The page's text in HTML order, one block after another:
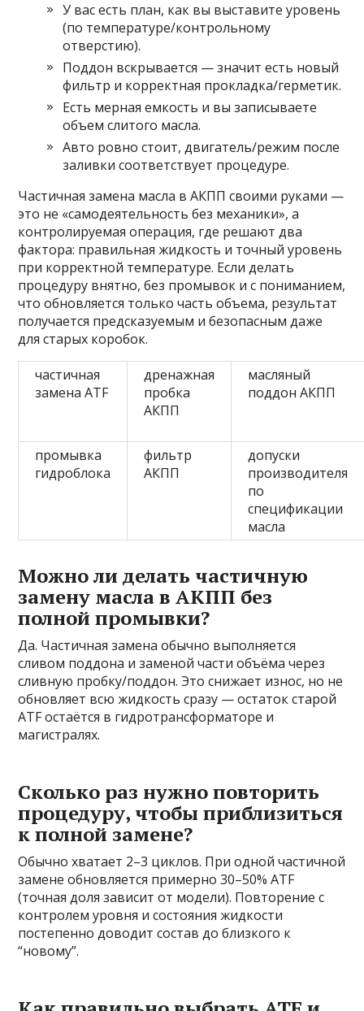
У вас есть план, как вы выставите уровень
(по температуре/контрольному
отверстию).
Поддон вскрывается — значит есть новый
фильтр и корректная прокладка/герметик.
Есть мерная емкость и вы записываете
объем слитого масла.
Авто ровно стоит, двигатель/режим после
заливки соответствует процедуре.
Частичная замена масла в АКПП своими руками —
это не «самодеятельность без механики», а
контролируемая операция, где решают два
фактора: правильная жидкость и точный уровень
при корректной температуре. Если делать
процедуру внятно, без промывок и с пониманием,
что обновляется только часть объема, результат
получается предсказуемым и безопасным даже
для старых коробок.
частичная
замена ATF
дренажная
пробка
АКПП
масляный
поддон АКПП
промывка
гидроблока
фильтр
АКПП
допуски
производителя
по
спецификации
масла
Можно ли делать частичную
замену масла в АКПП без
полной промывки?
Да. Частичная замена обычно выполняется
сливом поддона и заменой части объёма через
сливную пробку/поддон. Это снижает износ, но не
обновляет всю жидкость сразу — остаток старой
ATF остаётся в гидротрансформаторе и
магистралях.
Сколько раз нужно повторить
процедуру, чтобы приблизиться
к полной замене?
Обычно хватает 2–3 циклов. При одной частичной
замене обновляется примерно 30–50% ATF
(точная доля зависит от модели). Повторение с
контролем уровня и состояния жидкости
постепенно доводит состав до близкого к
“новому”.